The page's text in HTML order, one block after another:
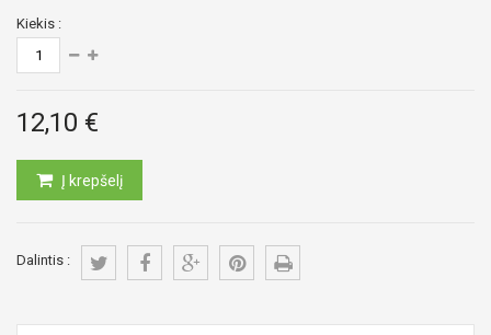
Kiekis :
12,10 €
Į krepšelį
Dalintis :